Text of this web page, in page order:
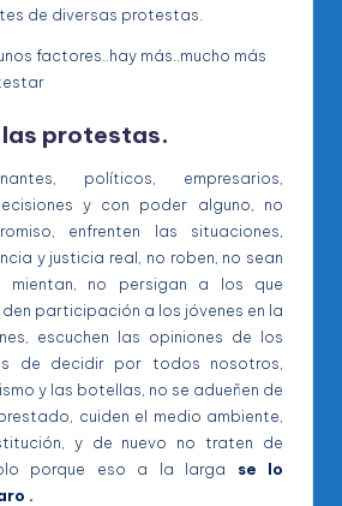
de diversas protestas.
factores..hay más..mucho más
las protestas.
políticos, empresarios,
y con poder alguno, no
enfrenten las situaciones,
y justicia real, no roben, no sean
mientan, no persigan a los que
participación a los jóvenes en la
escuchen las opiniones de los
de decidir por todos nosotros,
y las botellas, no se adueñen de
cuiden el medio ambiente,
y de nuevo no traten de
porque eso a la larga se lo
.